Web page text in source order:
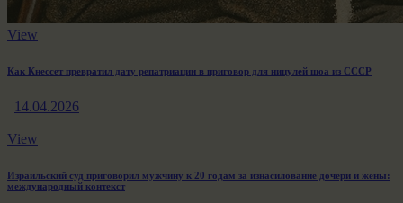
View
Как Кнессет превратил дату репатриации в приговор для ницулей шоа из СССР
14.04.2026
View
Израильский суд приговорил мужчину к 20 годам за изнасилование дочери и жены:
международный контекст